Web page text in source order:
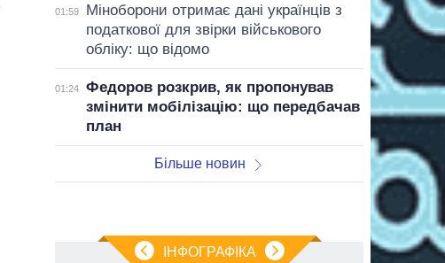
01:59
Міноборони отримає дані українців з
податкової для звірки військового
обліку: що відомо
01:24
Федоров розкрив, як пропонував
змінити мобілізацію: що передбачав
план
Більше новин
ІНФОГРАФІКА